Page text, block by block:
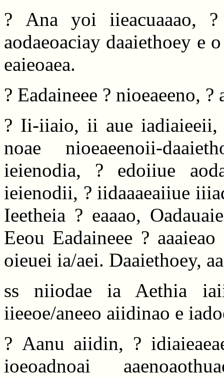
? Ana yoi iieacuaaao,
aodaeoaciay daaiethoey e
eaieoaea.
? Eadaineee ? nioeaeeno,
? Ii-iiaio, ii aue iadiaieeii,
noae nioeaeenoii-
ieienodia, ? edoiiue
ieienodii, ? iidaaaeaiiue
Ieetheia ? eaaao,
Eeou Eadaineee ?
oieuei ia/aei. Daaiethoey,
ss niiodae ia Aethia
iieeoe/aneeo aiidinao e
? Aanu aiidin, ?
ioeoadnoai